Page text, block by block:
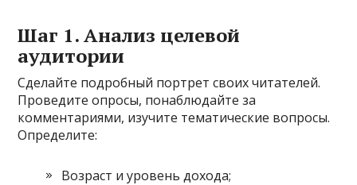
Шаг 1. Анализ целевой
аудитории
Сделайте подробный портрет своих читателей.
Проведите опросы, понаблюдайте за
комментариями, изучите тематические вопросы.
Определите:
Возраст и уровень дохода;